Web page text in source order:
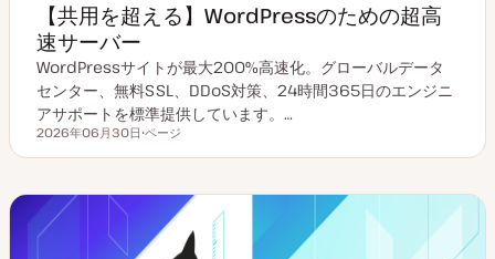
【共用を超える】WordPressのための超高
速サーバー
WordPressサイトが最大200%高速化。グローバルデータ
センター、無料SSL、DDoS対策、24時間365日のエンジニ
アサポートを標準提供しています。…
更新日
2026年06月30日
稿
イ
ページ